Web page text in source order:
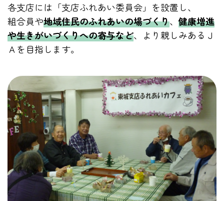
各支店には「支店ふれあい委員会」を設置し、
組合員や地域住民のふれあいの場づくり、健康増進
や生きがいづくりへの寄与など、より親しみあるＪ
Ａを目指します。